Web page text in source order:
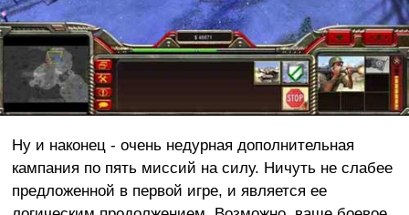
Ну и наконец - очень недурная дополнительная
кампания по пять миссий на силу. Ничуть не слабее
предложенной в первой игре, и является ее